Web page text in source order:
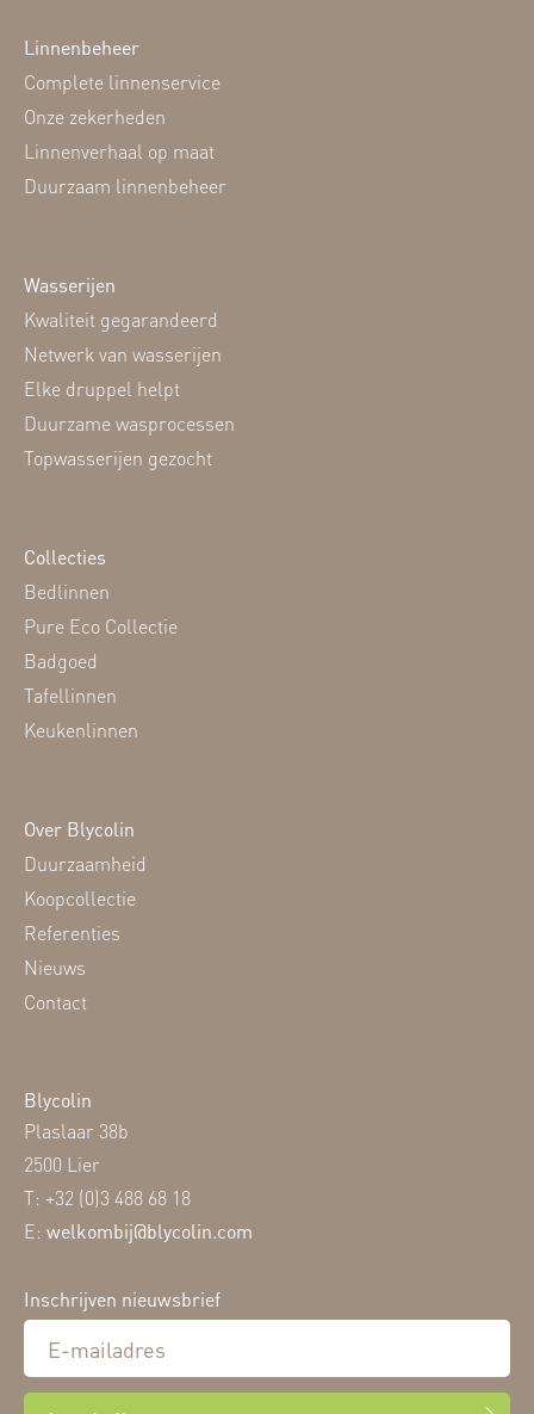
Linnenbeheer
Complete linnenservice
Onze zekerheden
Linnenverhaal op maat
Duurzaam linnenbeheer
Wasserijen
Kwaliteit gegarandeerd
Netwerk van wasserijen
Elke druppel helpt
Duurzame wasprocessen
Topwasserijen gezocht
Collecties
Bedlinnen
Pure Eco Collectie
Badgoed
Tafellinnen
Keukenlinnen
Over Blycolin
Duurzaamheid
Koopcollectie
Referenties
Nieuws
Contact
Blycolin
Plaslaar 38b
2500 Lier
T: +32 (0)3 488 68 18
E: welkombij@blycolin.com
Inschrijven nieuwsbrief